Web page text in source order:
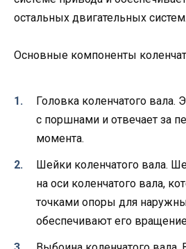
остальных двигательных систем.
Основные компоненты
Головка коленчатого вала.
с поршнами и отвечает за
момента.
Шейки коленчатого вала.
на оси коленчатого вала,
точками опоры для
обеспечивают его